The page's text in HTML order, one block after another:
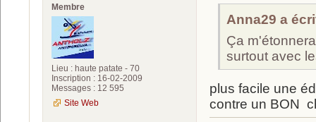
Membre
Lieu : haute patate - 70
Inscription : 16-02-2009
Messages : 12 595
Site Web
Anna29 a
Ça
surtout avec
plus facile une
contre un BON